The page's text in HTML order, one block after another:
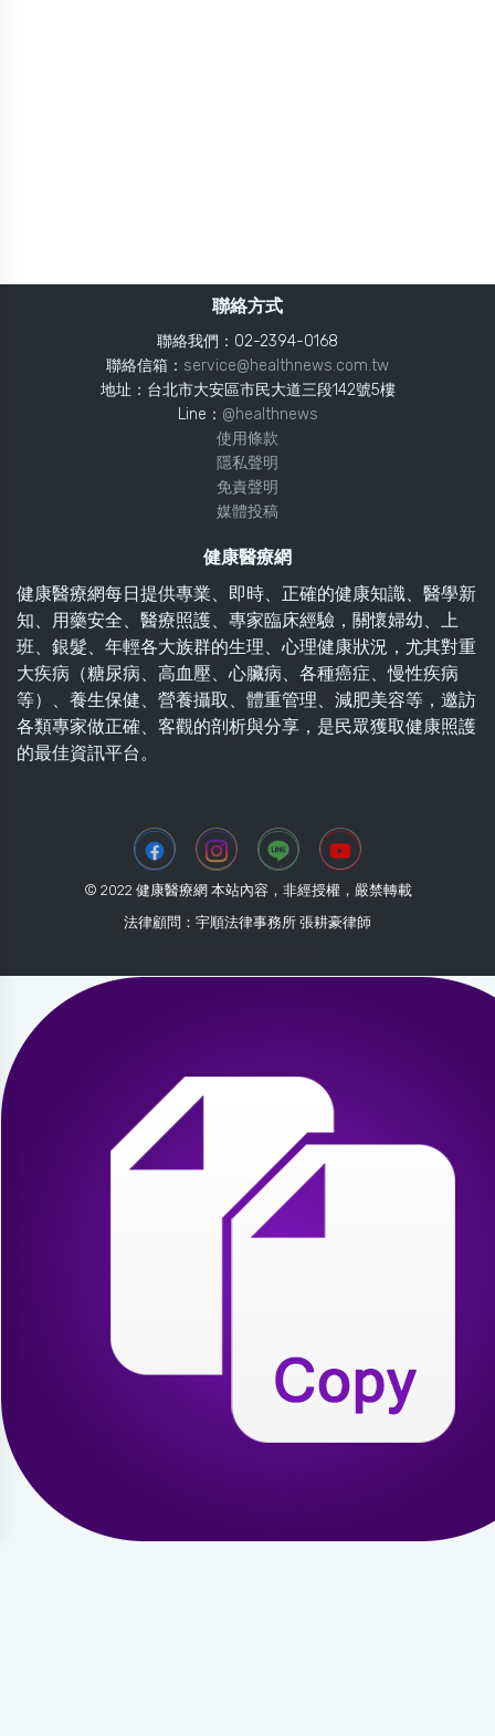
聯絡方式
聯絡我們：02-2394-0168
聯絡信箱： service@healthnews.com.tw
地址：台北市大安區市民大道三段142號5樓
Line： @healthnews
使用條款
隱私聲明
免責聲明
媒體投稿
健康醫療網
健康醫療網每日提供專業、即時、正確的健康知識、醫學新
知、用藥安全、醫療照護、專家臨床經驗，關懷婦幼、上
班、銀髮、年輕各大族群的生理、心理健康狀況，尤其對重
大疾病（糖尿病、高血壓、心臟病、各種癌症、慢性疾病
等）、養生保健、營養攝取、體重管理、減肥美容等，邀訪
各類專家做正確、客觀的剖析與分享，是民眾獲取健康照護
的最佳資訊平台。
© 2022 健康醫療網 本站內容，非經授權，嚴禁轉載
法律顧問：宇順法律事務所 張耕豪律師